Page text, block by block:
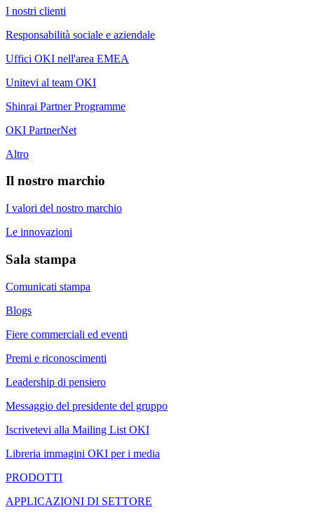
I nostri clienti
Responsabilità sociale e aziendale
Uffici OKI nell'area EMEA
Unitevi al team OKI
Shinrai Partner Programme
OKI PartnerNet
Altro
Il nostro marchio
I valori del nostro marchio
Le innovazioni
Sala stampa
Comunicati stampa
Blogs
Fiere commerciali ed eventi
Premi e riconoscimenti
Leadership di pensiero
Messaggio del presidente del gruppo
Iscrivetevi alla Mailing List OKI
Libreria immagini OKI per i media
PRODOTTI
APPLICAZIONI DI SETTORE